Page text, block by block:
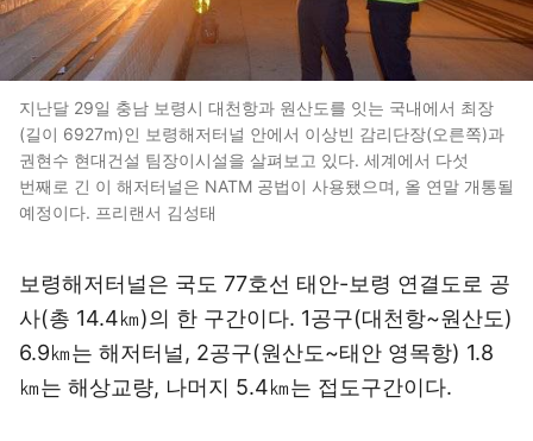
지난달 29일 충남 보령시 대천항과 원산도를 잇는 국내에서 최장
(길이 6927m)인 보령해저터널 안에서 이상빈 감리단장(오른쪽)과
권현수 현대건설 팀장이시설을 살펴보고 있다. 세계에서 다섯
번째로 긴 이 해저터널은 NATM 공법이 사용됐으며, 올 연말 개통될
예정이다. 프리랜서 김성태
보령해저터널은 국도 77호선 태안-보령 연결도로 공
사(총 14.4㎞)의 한 구간이다. 1공구(대천항~원산도)
6.9㎞는 해저터널, 2공구(원산도~태안 영목항) 1.8
㎞는 해상교량, 나머지 5.4㎞는 접도구간이다.